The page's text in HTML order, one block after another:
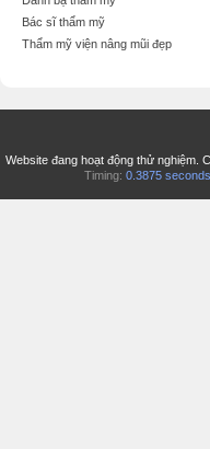
Bác sĩ thẩm mỹ
Thẩm mỹ viện nâng mũi đẹp
Website đang hoạt động thử nghiệm.
Timing: 0.3875 seconds